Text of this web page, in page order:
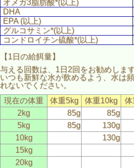
オメガ3脂肪酸*(以上)
DHA
EPA (以上)
グルコサミン*(以上)
コンドロイチン硫酸*(以上)
【1日の給餌量】
与える回数は、1日2回をお勧めします
いつも新鮮な水が飲めるよう、水は
れないでください。
現在の体重
体重5kg 体重10kg 体
2kg
85g 85g
5kg
85g 130g
10kg
130g
15kg
20kg